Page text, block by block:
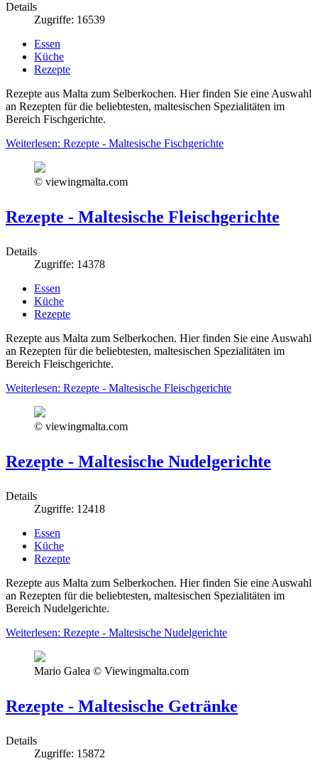
Details
Zugriffe: 16539
Essen
Küche
Rezepte
Rezepte aus Malta zum Selberkochen. Hier finden Sie eine Auswahl
an Rezepten für die beliebtesten, maltesischen Spezialitäten im
Bereich Fischgerichte.
Weiterlesen: Rezepte - Maltesische Fischgerichte
© viewingmalta.com
Rezepte - Maltesische Fleischgerichte
Details
Zugriffe: 14378
Essen
Küche
Rezepte
Rezepte aus Malta zum Selberkochen. Hier finden Sie eine Auswahl
an Rezepten für die beliebtesten, maltesischen Spezialitäten im
Bereich Fleischgerichte.
Weiterlesen: Rezepte - Maltesische Fleischgerichte
© viewingmalta.com
Rezepte - Maltesische Nudelgerichte
Details
Zugriffe: 12418
Essen
Küche
Rezepte
Rezepte aus Malta zum Selberkochen. Hier finden Sie eine Auswahl
an Rezepten für die beliebtesten, maltesischen Spezialitäten im
Bereich Nudelgerichte.
Weiterlesen: Rezepte - Maltesische Nudelgerichte
Mario Galea © Viewingmalta.com
Rezepte - Maltesische Getränke
Details
Zugriffe: 15872